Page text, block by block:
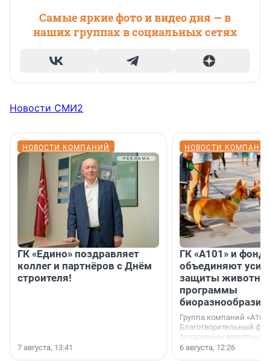
Самые яркие фото и видео дня — в
наших группах в социальных сетях
Новости СМИ2
НОВОСТИ КОМПАНИЙ
ГК «Едино» поздравляет
коллег и партнёров с Днём
строителя!
7 августа, 13:41
НОВОСТИ
ГК «А101» и фонд
объединяют
защиты
программы
биоразнообразия
Группа компаний
Благотворительный
бездомным животным
заключили соглашение
6 августа, 12:26